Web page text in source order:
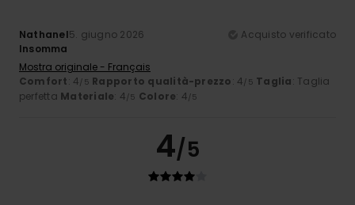
Nathanel5. giugno 2026
Acquisto verificato
Insomma
Mostra originale - Français
Comfort: 4 /5 Rapporto qualità-prezzo: 4 /5 Taglia: Taglia
perfetta Materiale: 4 /5 Colore: 4 /5
4/5